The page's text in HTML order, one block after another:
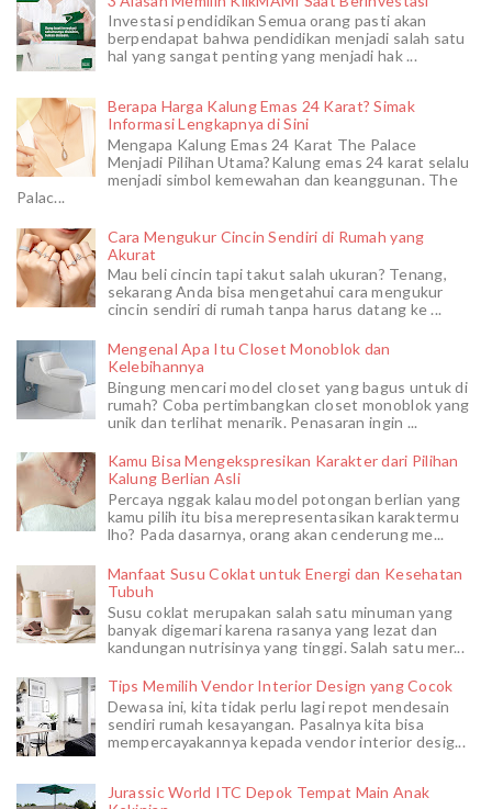
Investasi pendidikan Semua orang pasti akan
berpendapat bahwa pendidikan menjadi salah satu
hal yang sangat penting yang menjadi hak ...
Berapa Harga Kalung Emas 24 Karat? Simak
Informasi Lengkapnya di Sini
Mengapa Kalung Emas 24 Karat The Palace
Menjadi Pilihan Utama?Kalung emas 24 karat selalu
menjadi simbol kemewahan dan keanggunan. The
Palac...
Cara Mengukur Cincin Sendiri di Rumah yang
Akurat
Mau beli cincin tapi takut salah ukuran? Tenang,
sekarang Anda bisa mengetahui cara mengukur
cincin sendiri di rumah tanpa harus datang ke ...
Mengenal Apa Itu Closet Monoblok dan
Kelebihannya
Bingung mencari model closet yang bagus untuk di
rumah? Coba pertimbangkan closet monoblok yang
unik dan terlihat menarik. Penasaran ingin ...
Kamu Bisa Mengekspresikan Karakter dari Pilihan
Kalung Berlian Asli
Percaya nggak kalau model potongan berlian yang
kamu pilih itu bisa merepresentasikan karaktermu
lho? Pada dasarnya, orang akan cenderung me...
Manfaat Susu Coklat untuk Energi dan Kesehatan
Tubuh
Susu coklat merupakan salah satu minuman yang
banyak digemari karena rasanya yang lezat dan
kandungan nutrisinya yang tinggi. Salah satu mer...
Tips Memilih Vendor Interior Design yang Cocok
Dewasa ini, kita tidak perlu lagi repot mendesain
sendiri rumah kesayangan. Pasalnya kita bisa
mempercayakannya kepada vendor interior desig...
Jurassic World ITC Depok Tempat Main Anak